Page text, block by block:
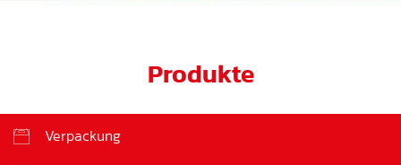
Produkte
Verpackung